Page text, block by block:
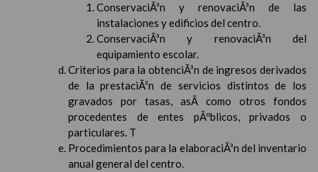
ConservaciÃ³n y renovaciÃ³n de las
instalaciones y edificios del centro.
ConservaciÃ³n y renovaciÃ³n del
equipamiento escolar.
Criterios para la obtenciÃ³n de ingresos derivados
de la prestaciÃ³n de servicios distintos de los
gravados por tasas, asÃ­ como otros fondos
procedentes de entes pÃºblicos, privados o
particulares. T
Procedimientos para la elaboraciÃ³n del inventario
anual general del centro.